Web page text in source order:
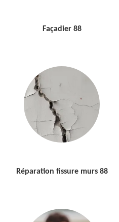
Façadier 88
Réparation fissure murs 88